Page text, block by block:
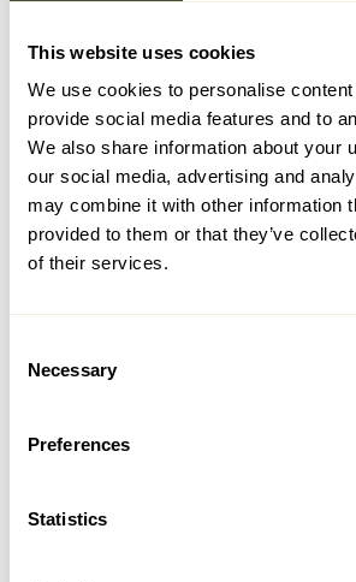
This website uses cookies
We use cookies to personalise
provide social media features and to
We also share information about your
our social media, advertising and
may combine it with other information
provided to them or that they’ve
of their services.
Selection
Necessary
Preferences
Statistics
Terapeutisk
skumgummiball -
Medium
159,-